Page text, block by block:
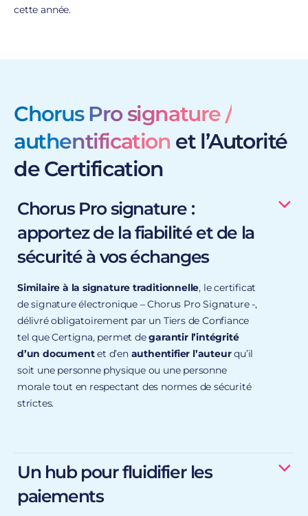
cette année.
Chorus Pro signature /
authentification et l’Autorité
de Certification
Chorus Pro signature :
apportez de la fiabilité et de la
sécurité à vos échanges
Similaire à la signature traditionnelle, le certificat
de signature électronique – Chorus Pro Signature -,
délivré obligatoirement par un Tiers de Confiance
tel que Certigna, permet degarantir l’intégrité
d’un documentet d’en authentifier l’auteurqu’il
soit une personne physique ou une personne
morale tout en respectant des normes de sécurité
strictes.
Authentique et irrévocable: l’identité du signataire
est clairement établie ;
Infalsifiable: à chaque document, une signature
Un hub pour fluidifier les
paiements